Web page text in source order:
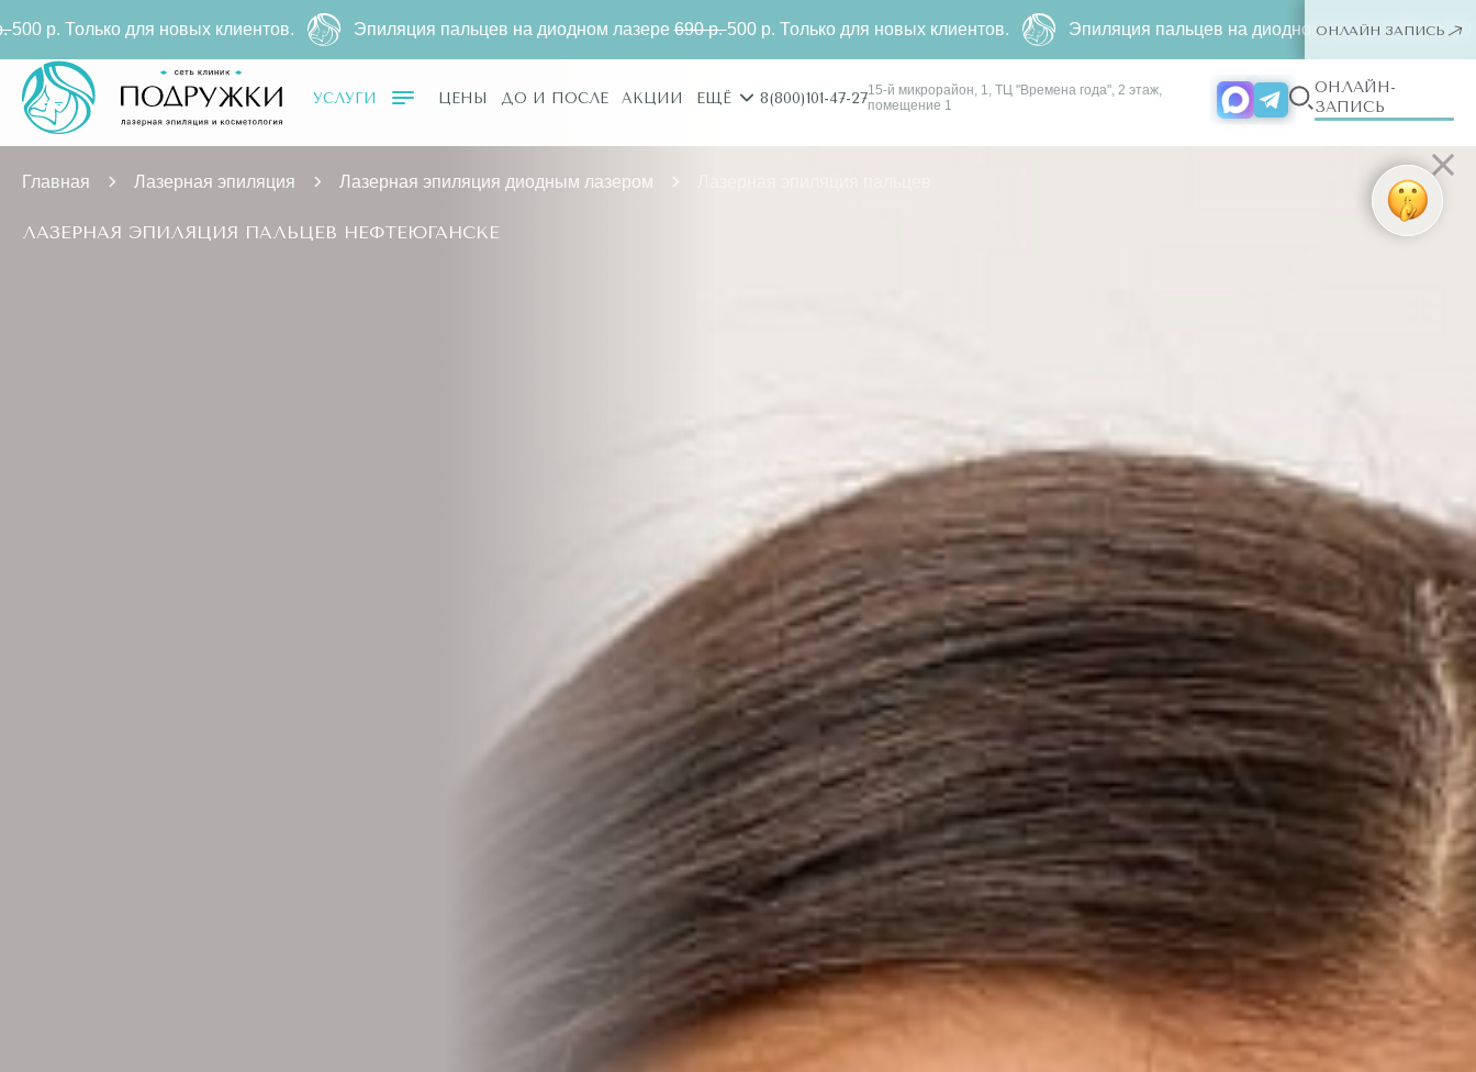
УСЛУГИ ЦЕНЫ ДО И ПОСЛЕ АКЦИИ ЕЩЁ 8(800)101-47-2715-й микрорайон, 1, ТЦ "Времена года", 2 этаж,
помещение 1
ОНЛАЙН-
ЗАПИСЬ
Главная Лазерная эпиляция Лазерная эпиляция диодным лазером
ЛАЗЕРНАЯ ЭПИЛЯЦИЯ ПАЛЬЦЕВ НЕФТЕЮГАНСКЕ
клиентов. Эпиляция пальцев на диодном лазере690 р.500 р. Только для новых клиентов. Эпиляция пальцев на диодном лазере690 р.500 р. Только для новых
ОНЛАЙН ЗАПИСЬ